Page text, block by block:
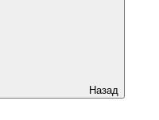
Назад